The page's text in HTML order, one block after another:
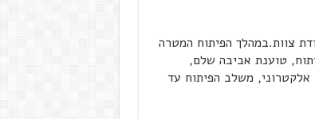
צוות.במהלך הפיתוח המטרה
טוענת אביבה שלם,
אלקטרוני, משלב הפיתוח עד